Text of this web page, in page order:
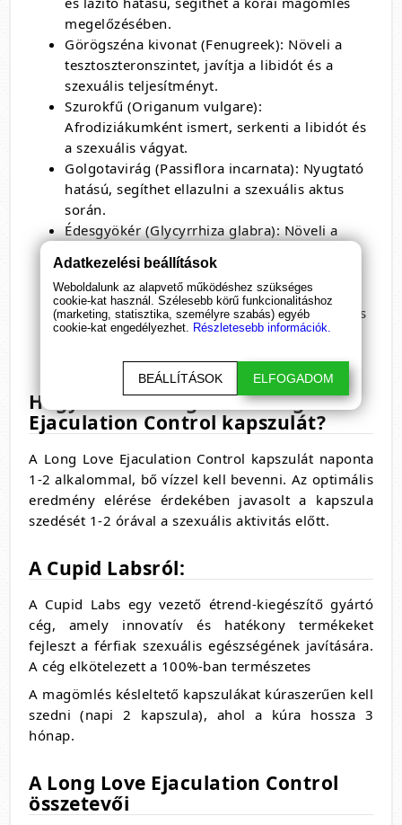
megelőzésében.
Görögszéna kivonat (Fenugreek): Növeli a
tesztoszteronszintet, javítja a libidót és a
szexuális teljesítményt.
Szurokfű (Origanum vulgare):
Afrodiziákumként ismert, serkenti a libidót és
a szexuális vágyat.
Golgotavirág (Passiflora incarnata): Nyugtató
hatású, segíthet ellazulni a szexuális aktus
során.
Édesgyökér (Glycyrrhiza glabra):Növeli a
szexuális teljesítményt.
Püspöksüveg (Epimedium grandiflorum):
Afrodiziákumként ismert, serkenti a libidót és
a szexuális vágyat,javítja a szexuális
Hogyan kell adagolni a Long Love
Ejaculation Control kapszulát?
A Long Love Ejaculation Control kapszulát naponta
1-2 alkalommal, bő vízzel kell bevenni. Az optimális
eredmény elérése érdekében javasolt a kapszula
szedését 1-2 órával a szexuális aktivitás előtt.
A Cupid Labsról:
A Cupid Labs egy vezető étrend-kiegészítő gyártó
cég, amely innovatív és hatékony termékeket
fejleszt a férfiak szexuális egészségének javítására.
A cég elkötelezett a 100%-ban természetes
A magömlés késleltető kapszulákat kúraszerűen kell
szedni (napi 2 kapszula), ahol a kúra hossza 3
hónap.
A Long Love Ejaculation Control
összetevői
Adatkezelési beállítások
Weboldalunk az alapvető működéshez szükséges
cookie-kat használ. Szélesebb körű funkcionalitáshoz
(marketing, statisztika, személyre szabás) egyéb
cookie-kat engedélyezhet. Részletesebb információk.
BEÁLLÍTÁSOK ELFOGADOM